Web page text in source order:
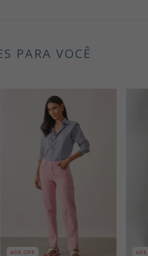
PARA VOCÊ
40% OFF 40